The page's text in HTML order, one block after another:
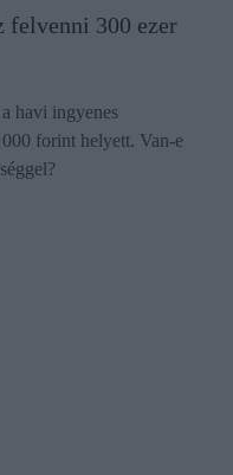
felvenni 300 ezer
havi ingyenes
forint helyett. Van-e